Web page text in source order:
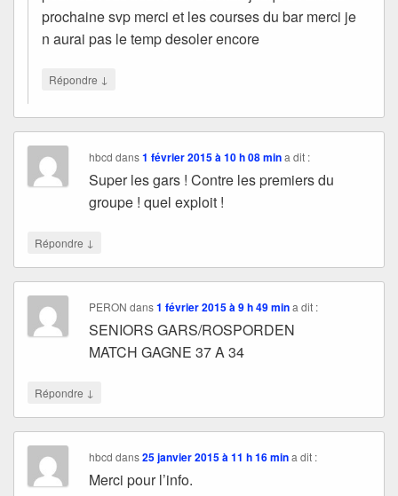
prochaine svp merci et les courses du bar merci je
n aurai pas le temp desoler encore
Répondre ↓
hbcd dans1 février 2015 à 10 h 08 min a dit :
Super les gars ! Contre les premiers du
groupe ! quel exploit !
Répondre ↓
PERON dans1 février 2015 à 9 h 49 min a dit :
SENIORS GARS/ROSPORDEN
MATCH GAGNE 37 A 34
Répondre ↓
hbcd dans25 janvier 2015 à 11 h 16 min a dit :
Merci pour l’info.